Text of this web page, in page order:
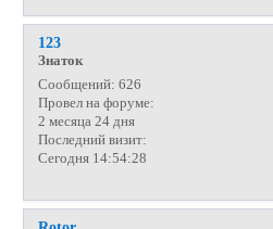
123
Знаток
Сообщений: 626
Провел на форуме:
2 месяца 24 дня
Последний визит:
Сегодня 14:54:28